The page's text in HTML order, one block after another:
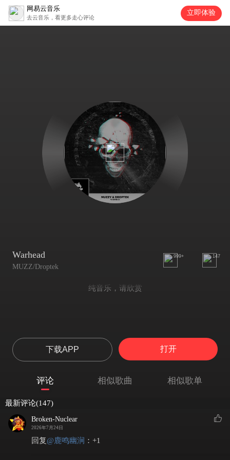
网易云音乐
去云音乐，看更多走心评论
立即体验
Warhead
MUZZ/Droptek
999+ 147
纯音乐，请欣赏
下载APP 打开
评论 相似歌曲 相似歌单
最新评论(147)
Broken-Nuclear
2026年7月24日
回复@鹿鸣幽涧 ： +1